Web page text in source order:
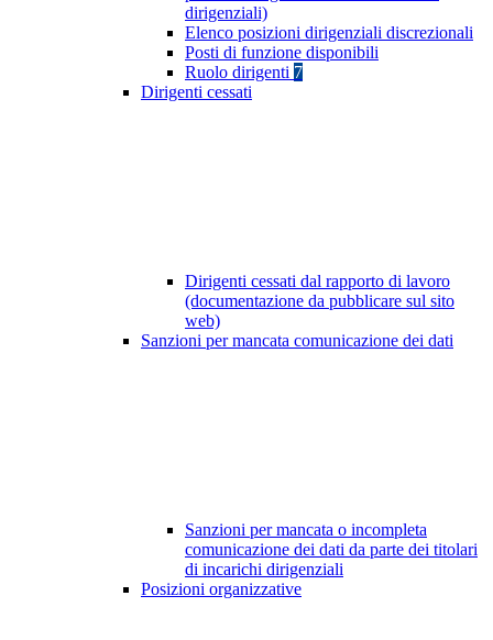
dirigenziali)
Elenco posizioni dirigenziali discrezionali
Posti di funzione disponibili
Ruolo dirigenti 7
Dirigenti cessati
Dirigenti cessati dal rapporto di lavoro
(documentazione da pubblicare sul sito
web)
Sanzioni per mancata comunicazione dei dati
Sanzioni per mancata o incompleta
comunicazione dei dati da parte dei titolari
di incarichi dirigenziali
Posizioni organizzative